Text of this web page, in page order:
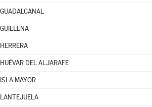
GUADALCANAL
GUILLENA
HERRERA
HUÉVAR DEL ALJARAFE
ISLA MAYOR
LANTEJUELA